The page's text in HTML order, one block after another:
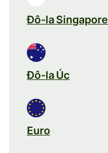
Đô-la Singapore
Đô-la Úc
Euro